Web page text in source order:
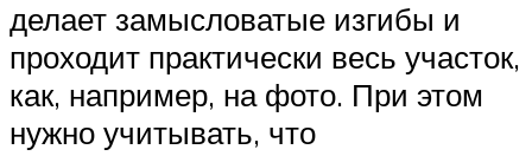
делает замысловатые изгибы и
проходит практически весь участок,
как, например, на фото. При этом
нужно учитывать, что